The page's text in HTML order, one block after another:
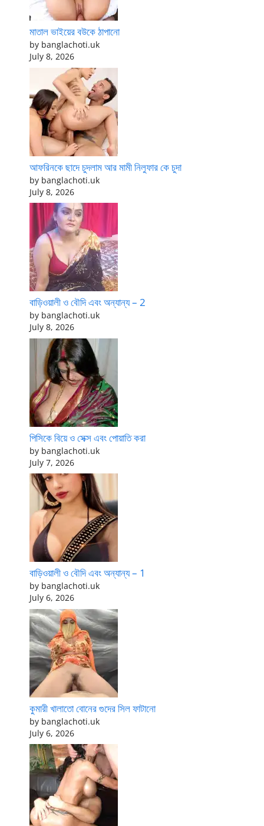
মাতাল ভাইয়ের বউকে ঠাপানো
by banglachoti.uk
July 8, 2026
আফরিনকে ছাদে চুদলাম আর মামী নিলুফার কে চুদা
by banglachoti.uk
July 8, 2026
বাড়িওয়ালী ও বৌদি এবং অন্যান্য – 2
by banglachoti.uk
July 8, 2026
পিসিকে বিয়ে ও সেক্স এবং পোয়াতি করা
by banglachoti.uk
July 7, 2026
বাড়িওয়ালী ও বৌদি এবং অন্যান্য – 1
by banglachoti.uk
July 6, 2026
কুমারী খালাতো বোনের গুদের সিল ফাটানো
by banglachoti.uk
July 6, 2026